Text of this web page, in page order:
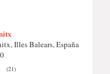
Illes Balears, España
(21)